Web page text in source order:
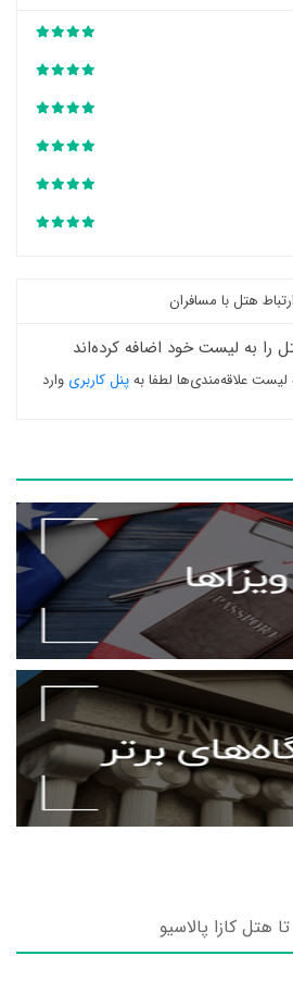
ارتباط هتل با مسافران
علاقه‌مندی‌ها لطفا بهپنل کاربری وارد
کازا پالاسیو